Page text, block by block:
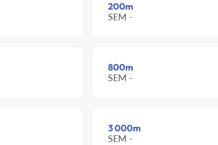
200m
SEM -
800m
SEM -
3 000m
SEM -